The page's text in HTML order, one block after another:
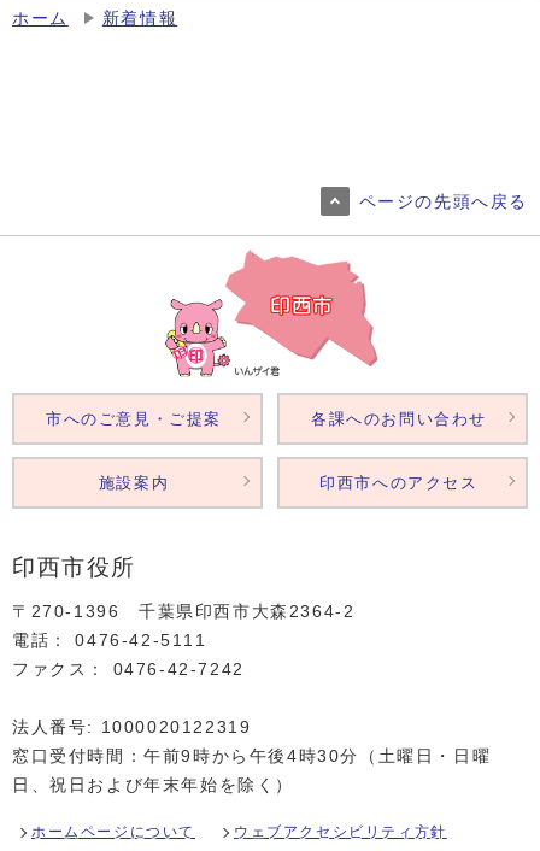
ホーム 新着情報
ページの先頭へ戻る
印西市役所
〒270-1396 千葉県印西市大森2364‐2
電話： 0476‐42‐5111
ファクス： 0476‐42‐7242
法人番号: 1000020122319
窓口受付時間：午前9時から午後4時30分（土曜日・日曜
日、祝日および年末年始を除く）
ホームページについて ウェブアクセシビリティ方針
市へのご意見・ご提案 各課へのお問い合わせ
施設案内 印西市へのアクセス